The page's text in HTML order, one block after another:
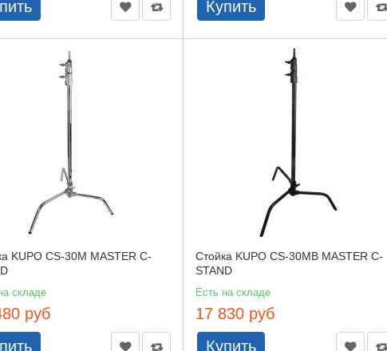
Купить
KUPO CS-30M MASTER C-
складе
руб
Стойка KUPO CS-30MB MASTER C-
STAND
Есть на складе
17 830 руб
Купить